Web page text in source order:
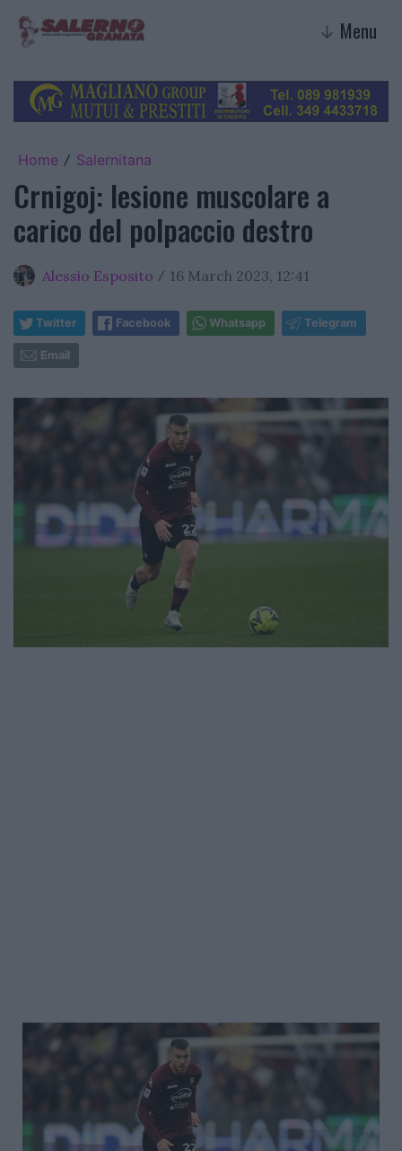
↓ Menu
Home / Salernitana
Crnigoj: lesione muscolare a
carico del polpaccio destro
Alessio Esposito / 16 March 2023, 12:41
Twitter Facebook Whatsapp Telegram
Email